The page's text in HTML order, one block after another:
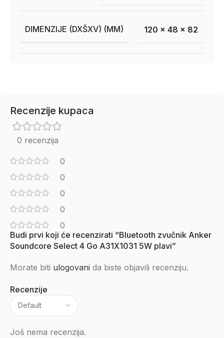
DIMENZIJE (DXŠXV) (MM) 120 x 48 x 82
Recenzije kupaca
0 recenzija
0
0
0
0
0
Recenzije
Još nema recenzija.
Budi prvi koji će recenzirati “Bluetooth zvučnik Anker
Soundcore Select 4 Go A31X1031 5W plavi”
Morate biti ulogovani da biste objavili recenziju.